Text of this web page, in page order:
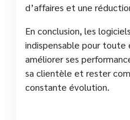
d’affaires et une
En conclusion, les
indispensable pour
améliorer ses
sa clientèle et rester
constante évolution.